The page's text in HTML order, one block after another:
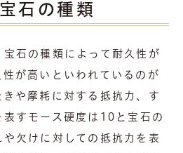
石の種類
石の種類によって耐久性が
が高いといわれているのが
や摩耗に対する抵抗力、す
すモース硬度は10と宝石の
欠けに対しての抵抗力を表